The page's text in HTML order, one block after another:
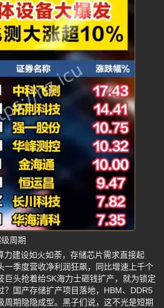
周期
力建设如火如荼，存储芯片需求直接起
一季度营收净利润狂飙，同比增速上千个
巨头抢着给SK海力士砸钱扩产，就为锁定
？国产存储扩产项目落地，HBM、DDR5
周期隐隐成型。黑子们说，这不光是短期